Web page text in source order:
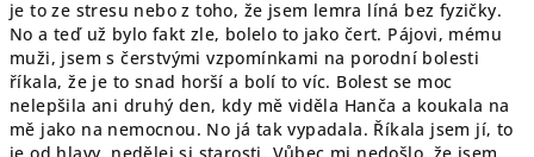
je to ze stresu nebo z toho, že jsem lemra líná bez fyzičky.
No a teď už bylo fakt zle, bolelo to jako čert. Pájovi, mému
muži, jsem s čerstvými vzpomínkami na porodní bolesti
říkala, že je to snad horší a bolí to víc. Bolest se moc
nelepšila ani druhý den, kdy mě viděla Hanča a koukala na
mě jako na nemocnou. No já tak vypadala. Říkala jsem jí, to